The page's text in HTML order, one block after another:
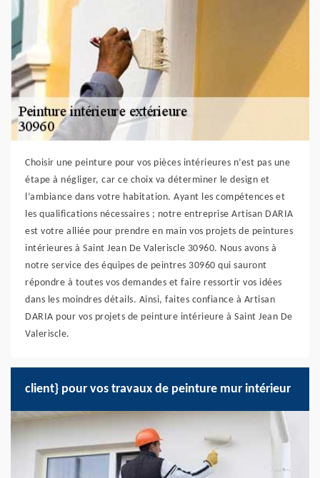
Choisir une peinture pour vos pièces intérieures n’est pas une
étape à négliger, car ce choix va déterminer le design et
l’ambiance dans votre habitation. Ayant les compétences et
les qualifications nécessaires ; notre entreprise Artisan DARIA
est votre alliée pour prendre en main vos projets de peintures
intérieures à Saint Jean De Valeriscle 30960. Nous avons à
notre service des équipes de peintres 30960 qui sauront
répondre à toutes vos demandes et faire ressortir vos idées
dans les moindres détails. Ainsi, faites confiance à Artisan
DARIA pour vos projets de peinture intérieure à Saint Jean De
Valeriscle.
client} pour vos travaux de peinture mur intérieur